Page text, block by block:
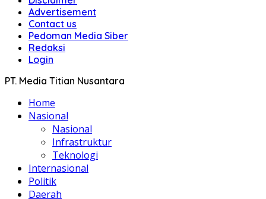
Advertisement
Contact us
Pedoman Media Siber
Redaksi
Login
PT. Media Titian Nusantara
Home
Nasional
Nasional
Infrastruktur
Teknologi
Internasional
Politik
Daerah